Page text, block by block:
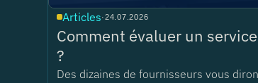
Articles·24.07.2026
Comment évaluer un
?
Des dizaines de fournisseurs vous